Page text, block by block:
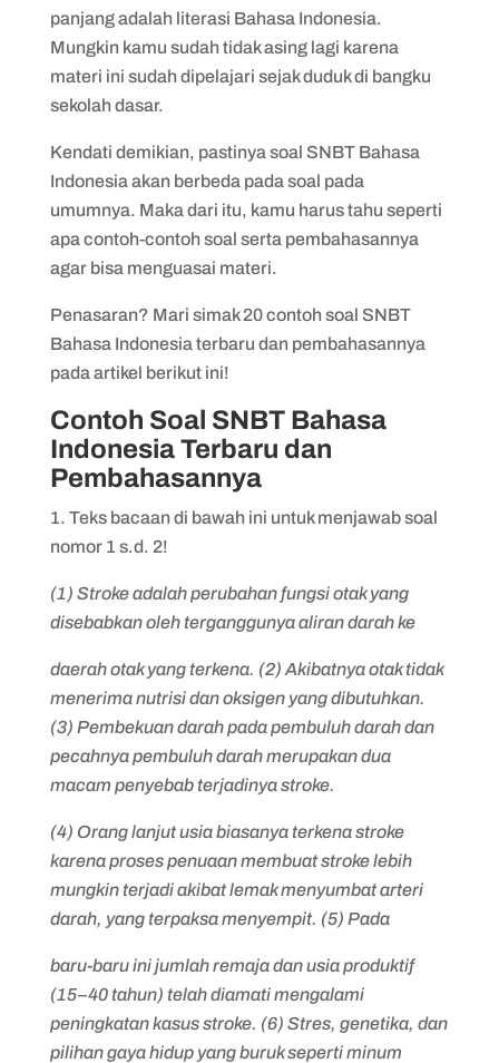
panjang adalah literasi Bahasa Indonesia.
Mungkin kamu sudah tidak asing lagi karena
materi ini sudah dipelajari sejak duduk di bangku
sekolah dasar.
Kendati demikian, pastinya soal SNBT Bahasa
Indonesia akan berbeda pada soal pada
umumnya. Maka dari itu, kamu harus tahu seperti
apa contoh-contoh soal serta pembahasannya
agar bisa menguasai materi.
Penasaran? Mari simak 20 contoh soal SNBT
Bahasa Indonesia terbaru dan pembahasannya
pada artikel berikut ini!
Contoh Soal SNBT Bahasa
Indonesia Terbaru dan
Pembahasannya
1. Teks bacaan di bawah ini untuk menjawab soal
nomor 1 s.d. 2!
(1) Stroke adalah perubahan fungsi otak yang
disebabkan oleh terganggunya aliran darah ke
daerah otak yang terkena. (2) Akibatnya otak tidak
menerima nutrisi dan oksigen yang dibutuhkan.
(3) Pembekuan darah pada pembuluh darah dan
pecahnya pembuluh darah merupakan dua
macam penyebab terjadinya stroke.
(4) Orang lanjut usia biasanya terkena stroke
karena proses penuaan membuat stroke lebih
mungkin terjadi akibat lemak menyumbat arteri
darah, yang terpaksa menyempit. (5) Pada
baru-baru ini jumlah remaja dan usia produktif
(15–40 tahun) telah diamati mengalami
peningkatan kasus stroke. (6) Stres, genetika, dan
pilihan gaya hidup yang buruk seperti minum